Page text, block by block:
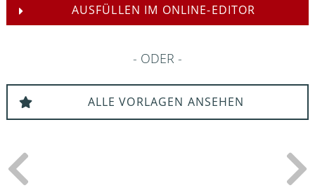
AUSFÜLLEN IM ONLINE-EDITOR
ODER
ALLE VORLAGEN ANSEHEN